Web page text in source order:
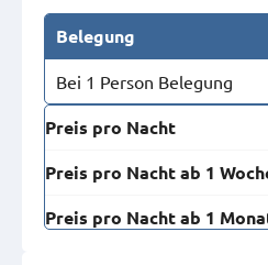
Belegung
Bei 1 Person Belegung
Preis pro Nacht
Preis pro Nacht ab 1
Preis pro Nacht ab 1